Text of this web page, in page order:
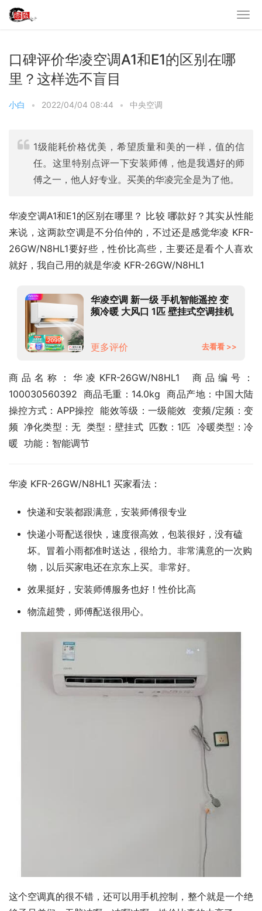
口碑评价华凌空调A1和E1的区别在哪
里？这样选不盲目
小白 • 2022/04/04 08:44 • 中央空调
1级能耗价格优美，希望质量和美的一样，值的信
任。这里特别点评一下安装师傅，他是我遇好的师
傅之一，他人好专业。买美的华凌完全是为了他。
华凌空调A1和E1的区别在哪里？ 比较 哪款好？其实从性能
来说，这两款空调是不分伯仲的，不过还是感觉华凌 KFR-
26GW/N8HL1要好些，性价比高些，主要还是看个人喜欢
就好，我自己用的就是华凌 KFR-26GW/N8HL1
华凌空调 新一级 手机智能遥控 变
频冷暖 大风口 1匹 壁挂式空调挂机
更多评价 去看看 >>
商品名称：华凌KFR-26GW/N8HL1  商品编号：
100030560392  商品毛重：14.0kg  商品产地：中国大陆
操控方式：APP操控  能效等级：一级能效  变频/定频：变
频  净化类型：无  类型：壁挂式  匹数：1匹  冷暖类型：冷
暖  功能：智能调节
华凌 KFR-26GW/N8HL1 买家看法：
快递和安装都跟满意，安装师傅很专业
快递小哥配送很快，速度很高效，包装很好，没有磕
坏。冒着小雨都准时送达，很给力。非常满意的一次购
物，以后买家电还在京东上买。非常好。
效果挺好，安装师傅服务也好！性价比高
物流超赞，师傅配送很用心。
这个空调真的很不错，还可以用手机控制，整个就是一个绝